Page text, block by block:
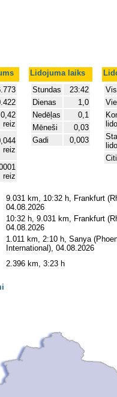
Lidojuma laiks
0,42
reiz
reiz
reiz
Stundas
23:42
Dienas
1,0
Nedēļas
0,1
Mēneši
0,03
Gadi
0,003
9.031 km, 10:32 h, Frankfurt
04.08.2026
10:32 h, 9.031 km, Frankfurt
04.08.2026
1.011 km, 2:10 h, Sanya
International), 04.08.2026
2.396 km, 3:23 h